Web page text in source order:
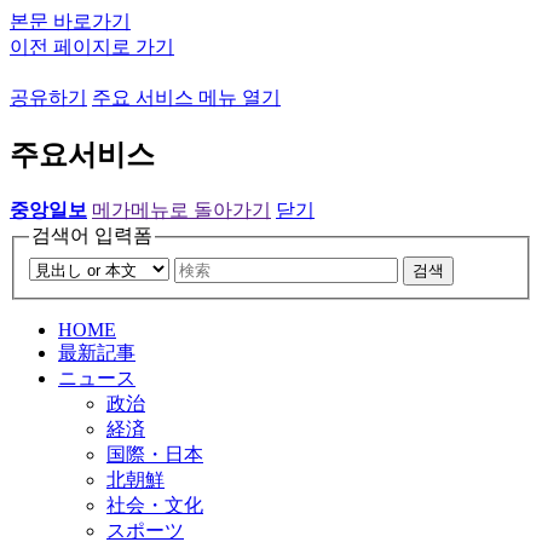
본문 바로가기
이전 페이지로 가기
공유하기 주요 서비스 메뉴 열기
주요서비스
중앙일보 메가메뉴로 돌아가기
닫기
검색어 입력폼
검색
HOME
最新記事
ニュース
政治
経済
国際・日本
北朝鮮
社会・文化
スポーツ